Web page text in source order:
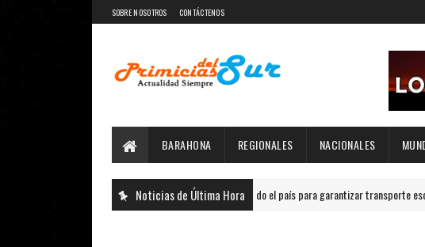
SOBRE NOSOTROS CONTÁCTENOS
BARAHONA REGIONALES NACIONALES
Noticias de Última Hora
TRAE fortalece distribución de autobuses en todo el país para garantizar transporte escolar de